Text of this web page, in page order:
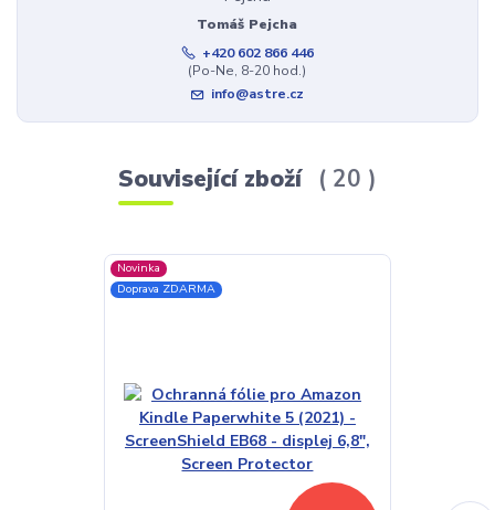
Tomáš Pejcha
+420 602 866 446
(Po-Ne, 8-20 hod.)
info@astre.cz
Související zboží 20
Novinka
Doprava ZDARMA